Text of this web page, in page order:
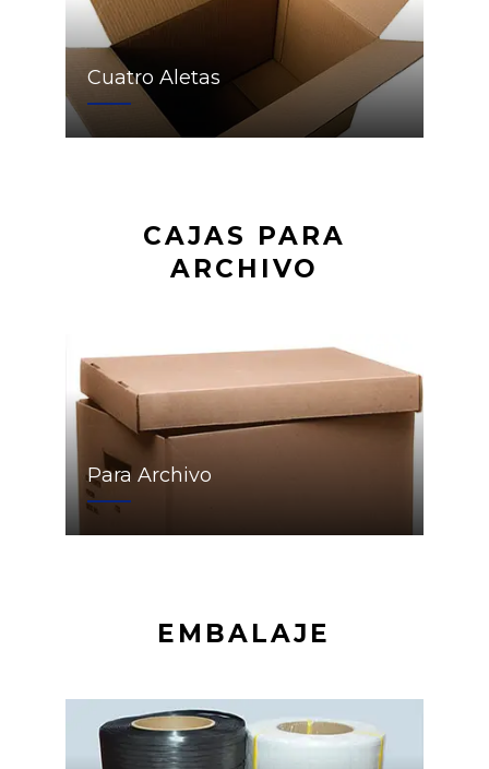
Cuatro Aletas
CAJAS PARA
ARCHIVO
Para Archivo
EMBALAJE